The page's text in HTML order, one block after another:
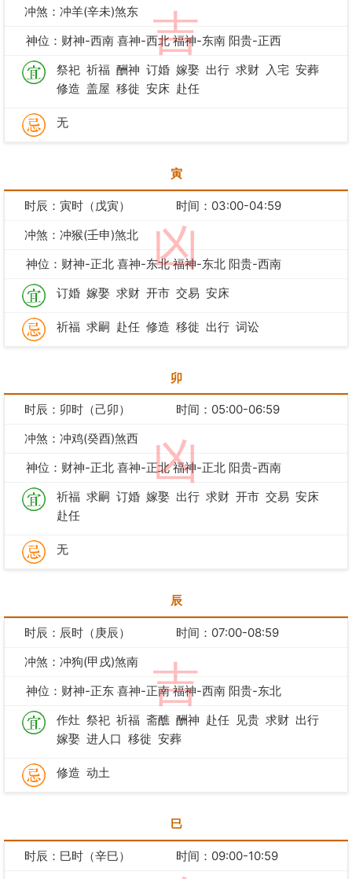
吉
冲煞：冲羊(辛未)煞东
神位：财神-西南 喜神-西北 福神-东南 阳贵-正西
祭祀 祈福 酬神 订婚 嫁娶 出行 求财 入宅 安葬
修造 盖屋 移徙 安床 赴任
无
寅
凶
时辰：寅时（戊寅）
时间：03:00-04:59
冲煞：冲猴(壬申)煞北
神位：财神-正北 喜神-东北 福神-东北 阳贵-西南
订婚 嫁娶 求财 开市 交易 安床
祈福 求嗣 赴任 修造 移徙 出行 词讼
卯
凶
时辰：卯时（己卯）
时间：05:00-06:59
冲煞：冲鸡(癸酉)煞西
神位：财神-正北 喜神-正北 福神-正北 阳贵-西南
祈福 求嗣 订婚 嫁娶 出行 求财 开市 交易 安床
赴任
无
辰
吉
时辰：辰时（庚辰）
时间：07:00-08:59
冲煞：冲狗(甲戌)煞南
神位：财神-正东 喜神-正南 福神-西南 阳贵-东北
作灶 祭祀 祈福 斋醮 酬神 赴任 见贵 求财 出行
嫁娶 进人口 移徙 安葬
修造 动土
巳
时辰：巳时（辛巳）
时间：09:00-10:59